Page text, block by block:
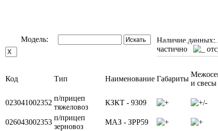
Модель:
Наличие
частично
Код Тип Наименование Габариты
и свесы
023041002352
п/прицеп
тяжеловоз
КЗКТ - 9309
026043002353
п/прицеп
зерновоз
МАЗ - ЗРР59